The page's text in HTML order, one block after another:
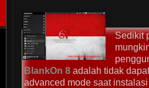
Sedikit
BlankOn 8 adalah tidak
advanced mode saat